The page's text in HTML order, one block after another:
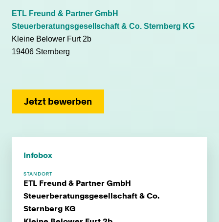
ETL Freund & Partner GmbH
Steuerberatungsgesellschaft & Co. Sternberg KG
Kleine Belower Furt 2b
19406 Sternberg
Jetzt bewerben
Infobox
STANDORT
ETL Freund & Partner GmbH
Steuerberatungsgesellschaft & Co.
Sternberg KG